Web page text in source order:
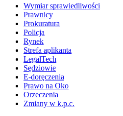
Wymiar sprawiedliwości
Prawnicy
Prokuratura
Policja
Rynek
Strefa aplikanta
LegalTech
Sędziowie
E-doręczenia
Prawo na Oko
Orzeczenia
Zmiany w k.p.c.